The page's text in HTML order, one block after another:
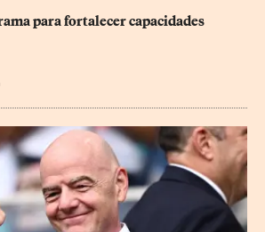
para fortalecer capacidades